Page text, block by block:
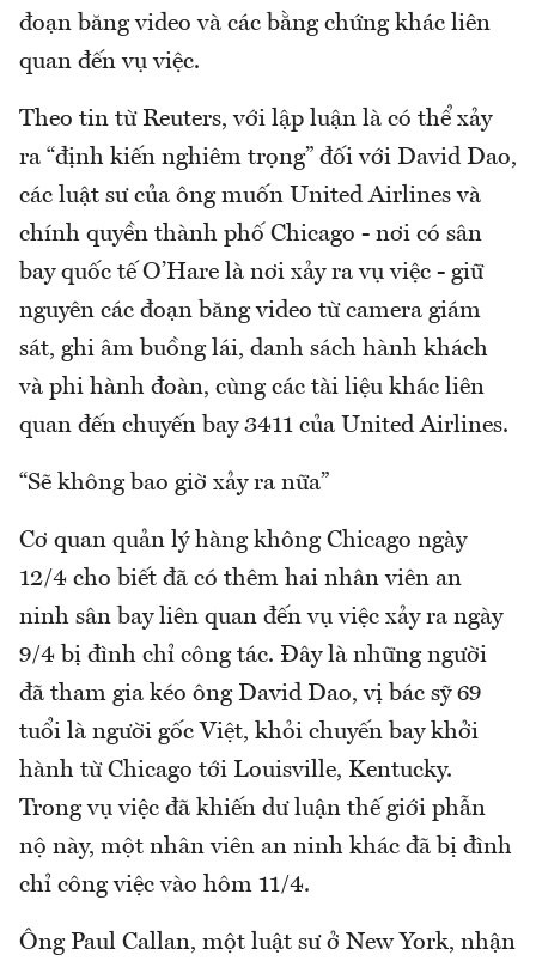
đoạn băng video và các bằng chứng khác liên
quan đến vụ việc.
Theo tin từ Reuters, với lập luận là có thể xảy
ra “định kiến nghiêm trọng” đối với David Dao,
các luật sư của ông muốn United Airlines và
chính quyền thành phố Chicago - nơi có sân
bay quốc tế O’Hare là nơi xảy ra vụ việc - giữ
nguyên các đoạn băng video từ camera giám
sát, ghi âm buồng lái, danh sách hành khách
và phi hành đoàn, cùng các tài liệu khác liên
quan đến chuyến bay 3411 của United Airlines.
“Sẽ không bao giờ xảy ra nữa”
Cơ quan quản lý hàng không Chicago ngày
12/4 cho biết đã có thêm hai nhân viên an
ninh sân bay liên quan đến vụ việc xảy ra ngày
9/4 bị đình chỉ công tác. Đây là những người
đã tham gia kéo ông David Dao, vị bác sỹ 69
tuổi là người gốc Việt, khỏi chuyến bay khởi
hành từ Chicago tới Louisville, Kentucky.
Trong vụ việc đã khiến dư luận thế giới phẫn
nộ này, một nhân viên an ninh khác đã bị đình
chỉ công việc vào hôm 11/4.
Ông Paul Callan, một luật sư ở New York, nhận